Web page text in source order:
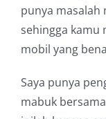
punya masalah
sehingga kamu
mobil yang
Saya punya
mabuk